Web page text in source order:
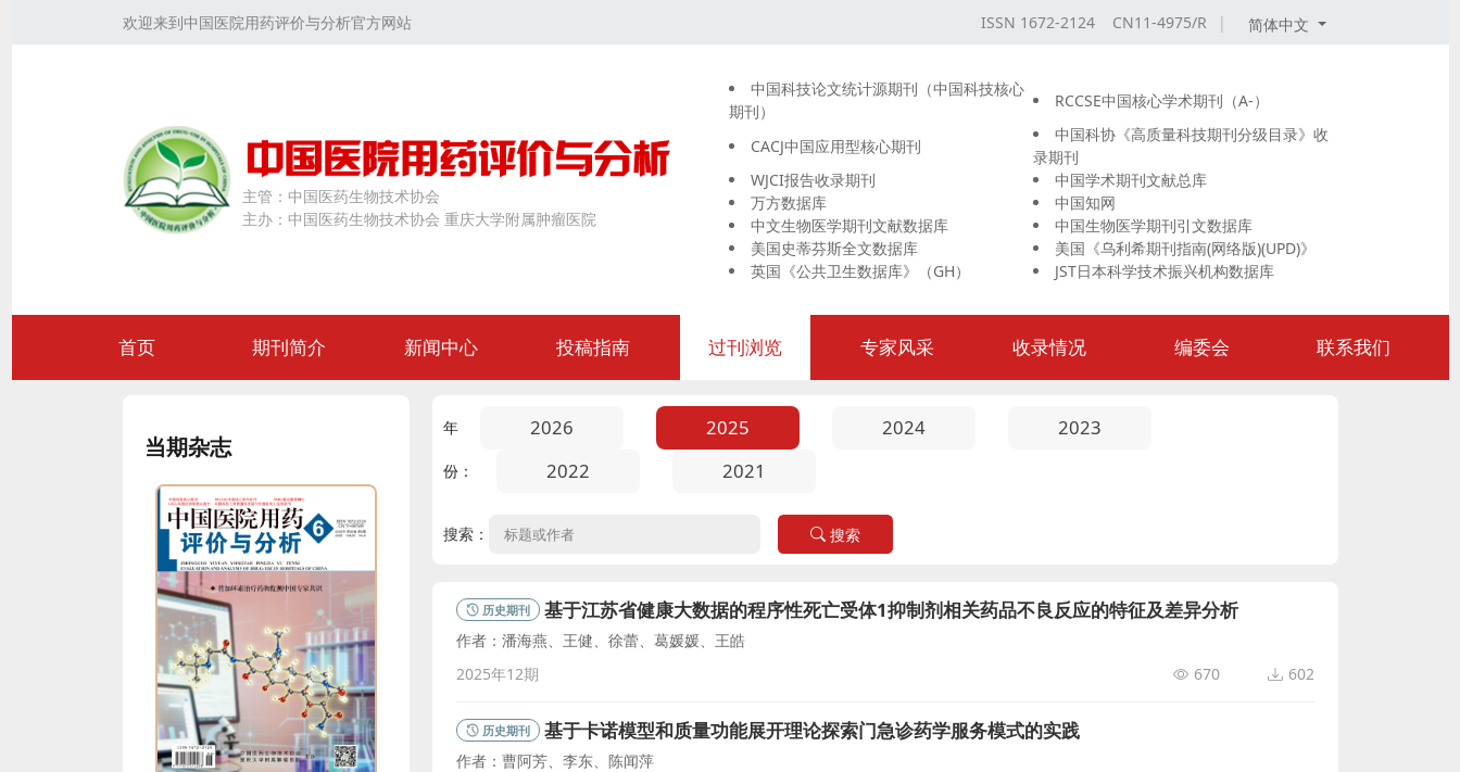
欢迎来到中国医院用药评价与分析官方网站 ISSN 1672-2124 CN11-4975/R | 简体中文
主管： 中国医药生物技术协会
主办： 中国医药生物技术协会 重庆大学附属肿瘤医院
中国科技论文统计源期刊（中国科技核心
期刊）
RCCSE中国核心学术期刊（A-）
CACJ中国应用型核心期刊
中国科协《高质量科技期刊分级目录》收
录期刊
WJCI报告收录期刊
中国学术期刊文献总库
万方数据库
中国知网
中文生物医学期刊文献数据库
中国生物医学期刊引文数据库
美国史蒂芬斯全文数据库
美国《乌利希期刊指南(网络版)(UPD)》
英国《公共卫生数据库》（GH）
JST日本科学技术振兴机构数据库
首页 期刊简介 新闻中心 投稿指南 过刊浏览 专家风采 收录情况 编委会 联系我们
当期杂志
年
份：
2026 2025 2024
2023
2022
2021
搜索： 搜索
历史期刊 基于江苏省健康大数据的程序性死亡受体1抑制剂相关药品不良反应的特征及差异分析
作者：潘海燕、王健、徐蕾、葛媛媛、王皓
2025年12期
670 602
历史期刊 基于卡诺模型和质量功能展开理论探索门急诊药学服务模式的实践
作者：曹阿芳、李东、陈闻萍